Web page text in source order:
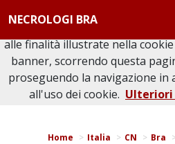
NECROLOGI BRA
Torna indietro
Home Italia CN Bra
Questo sito o gli strumenti
avvalgono di cookie necessari
alle finalità illustrate nella
banner, scorrendo questa
proseguendo la navigazione in
all'uso dei cookie.